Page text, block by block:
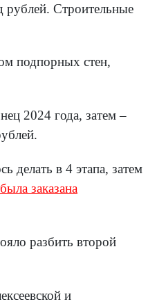
рублей. Строительные
подпорных стен,
2024 года, затем –
делать в 4 этапа, затем
была заказана
разбить второй
и